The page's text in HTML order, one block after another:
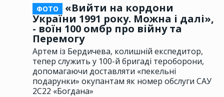
ФОТО
«Вийти на кордони
України 1991 року. Можна і далі»,
- воїн 100 омбр про війну та
Перемогу
Артем із Бердичева, колишній експедитор,
тепер служить у 100-й бригаді тероборони,
допомагаючи доставляти «пекельні
подарунки» окупантам як номер обслуги САУ
2С22 «Богдана»